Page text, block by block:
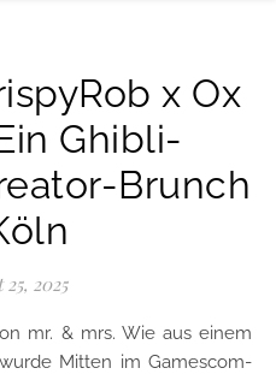
x Ox
Ghibli-
Brunch
2025
Mitten im Gamescom-